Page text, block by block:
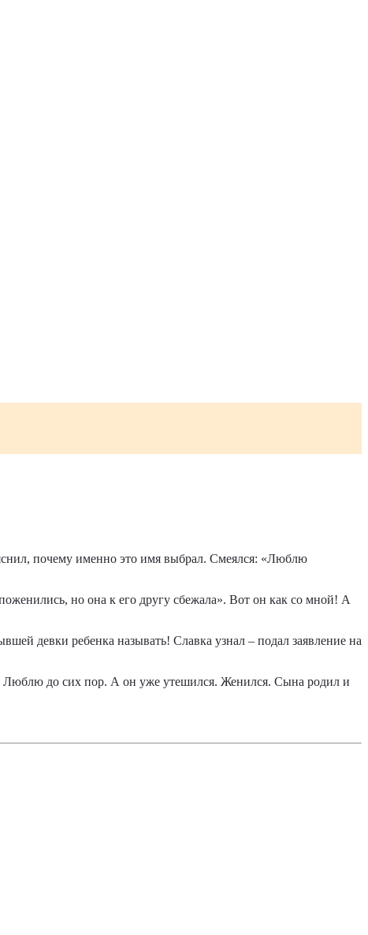
почему именно это имя выбрал. Смеялся: «Люблю
но она к его другу сбежала». Вот он как со мной! А
девки ребенка называть! Славка узнал – подал заявление на
Люблю до сих пор. А он уже утешился. Женился. Сына родил и